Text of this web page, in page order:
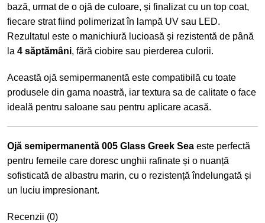
bază, urmat de o ojă de culoare, și finalizat cu un top coat,
fiecare strat fiind polimerizat în lampă UV sau LED.
Rezultatul este o manichiură lucioasă și rezistentă de până
la 4 săptămâni, fără ciobire sau pierderea culorii.
Această ojă semipermanentă este compatibilă cu toate
produsele din gama noastră, iar textura sa de calitate o face
ideală pentru saloane sau pentru aplicare acasă.
Ojă semipermanentă 005 Glass Greek Sea este perfectă
pentru femeile care doresc unghii rafinate și o nuanță
sofisticată de albastru marin, cu o rezistență îndelungată și
un luciu impresionant.
Recenzii (0)